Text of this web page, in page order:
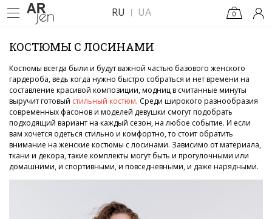
RU UA 0
КОСТЮМЫ С ЛОСИНАМИ
Костюмы всегда были и будут важной частью базового женского
гардероба, ведь когда нужно быстро собраться и нет времени на
составление красивой композиции, модниц в считанные минуты
выручит готовый стильный костюм. Среди широкого разнообразия
современных фасонов и моделей девушки смогут подобрать
подходящий вариант на каждый сезон, на любое событие. И если
вам хочется одеться стильно и комфортно, то стоит обратить
внимание на женские костюмы с лосинами. Зависимо от материала,
ткани и декора, такие комплекты могут быть и прогулочными или
домашними, и спортивными, и повседневными, и даже нарядными.